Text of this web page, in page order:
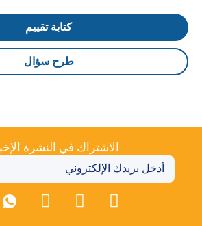
كتابة تقييم
طرح سؤال
الاشتراك في النشرة